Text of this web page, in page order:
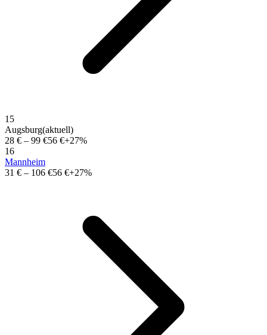
15
Augsburg(aktuell)
28 € – 99 €56 €+27%
16
Mannheim
31 € – 106 €56 €+27%